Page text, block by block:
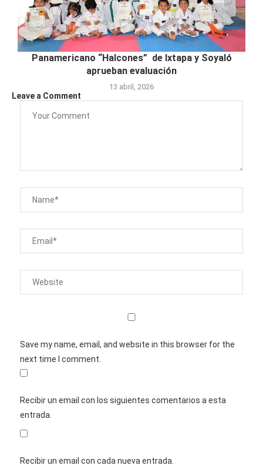
Panamericano “Halcones” de Ixtapa y Soyaló
aprueban evaluación
13 abril, 2026
Leave a Comment
Save my name, email, and website in this browser for the
next time I comment.
Recibir un email con los siguientes comentarios a esta
entrada.
Recibir un email con cada nueva entrada.